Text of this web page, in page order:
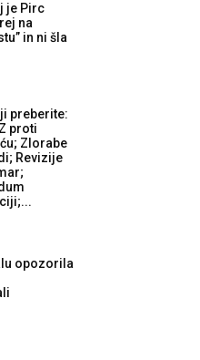
je Pirc
na
in ni šla
preberite:
proti
Zlorabe
Revizije
opozorila